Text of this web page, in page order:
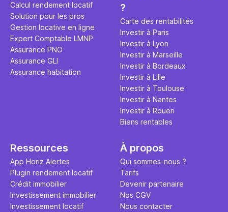
se
Calcul rendement locatif
Solution pour les pros
Gestion locative en ligne
Expert Comptable LMNP
Assurance PNO
Assurance GLI
Assurance habitation
?
Carte des rentabilités
Investir à Paris
Investir à Lyon
Investir à Marseille
Investir à Bordeaux
Investir à Lille
Investir à Toulouse
Investir à Nantes
Investir à Rouen
Biens rentables
Ressources
App Horiz Alertes
Plugin rendement locatif
Crédit immobilier
Investissement immobilier
Investissement locatif
À propos
Qui sommes-nous ?
Tarifs
Devenir partenaire
Nos CGV
Nous contacter